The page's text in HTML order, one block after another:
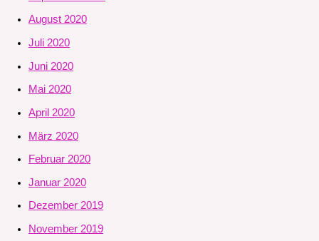
August 2020
Juli 2020
Juni 2020
Mai 2020
April 2020
März 2020
Februar 2020
Januar 2020
Dezember 2019
November 2019